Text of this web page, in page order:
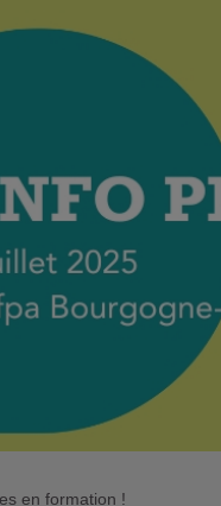
en formation !